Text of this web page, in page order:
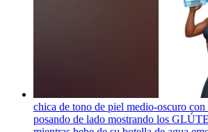
chica de tono de piel medio-oscuro
posando de lado mostrando los